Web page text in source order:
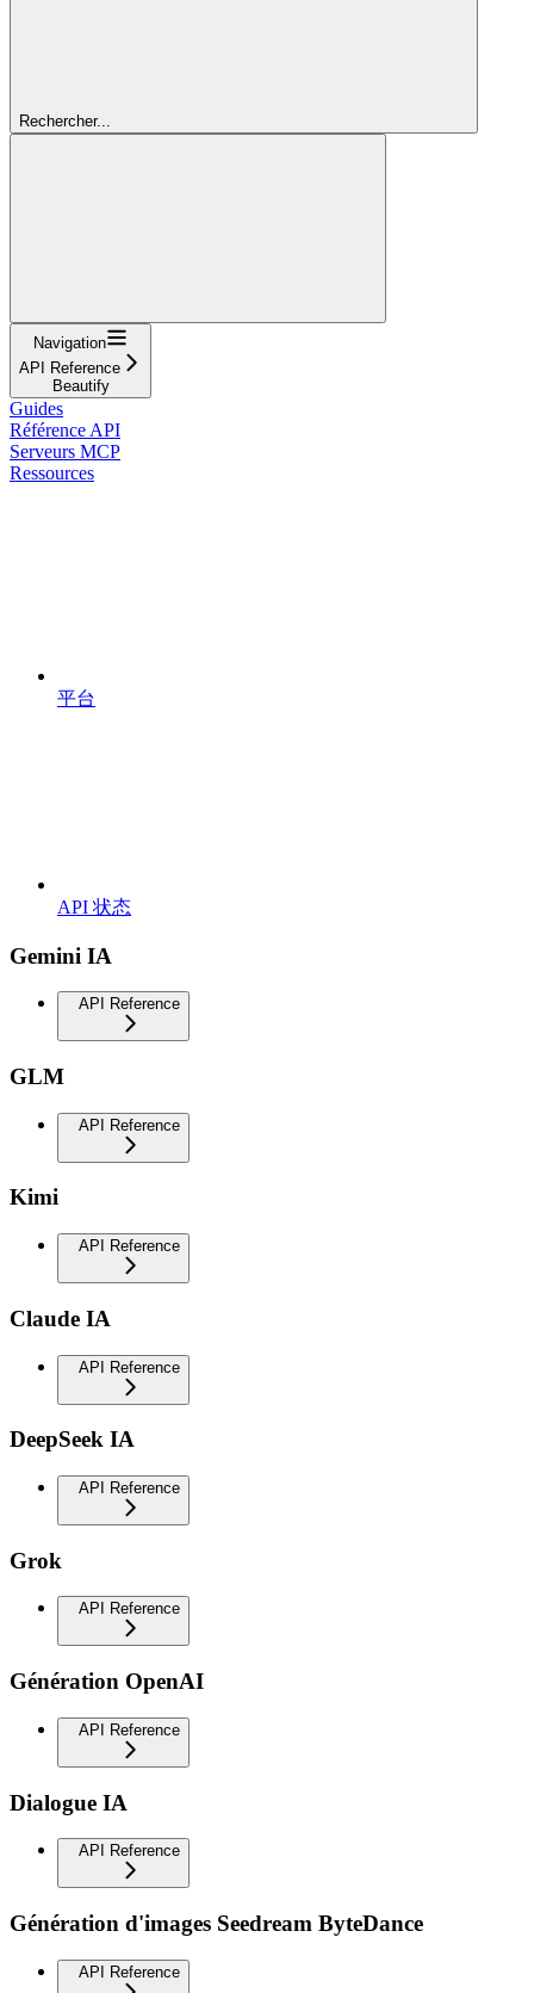
Rechercher...
Navigation
API Reference
Beautify
Guides
Référence API
Serveurs MCP
Ressources
平台
API 状态
Gemini IA
API Reference
GLM
API Reference
Kimi
API Reference
Claude IA
API Reference
DeepSeek IA
API Reference
Grok
API Reference
Génération OpenAI
API Reference
Dialogue IA
API Reference
Génération d'images Seedream ByteDance
API Reference